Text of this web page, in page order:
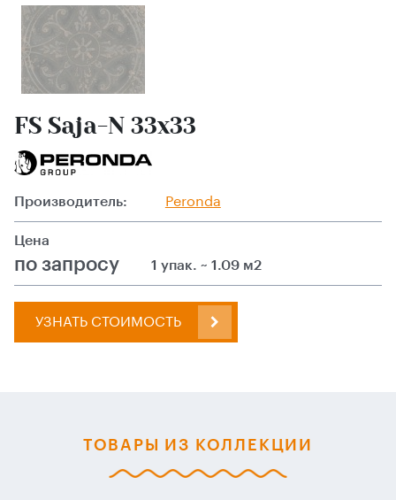
FS Saja-N 33x33
Производитель: Peronda
Цена
по запросу 1 упак. ~ 1.09 м2
УЗНАТЬ СТОИМОСТЬ
ТОВАРЫ ИЗ КОЛЛЕКЦИИ